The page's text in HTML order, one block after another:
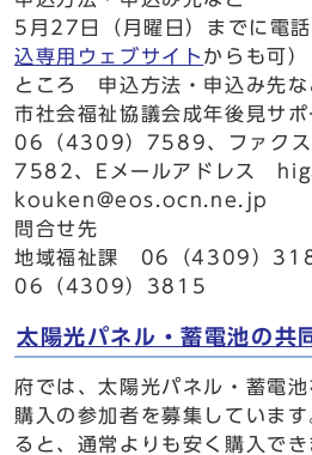
5月27日（月曜日）までに電
込専用ウェブサイト からも可）
ところ 申込方法・申込み先
市社会福祉協議会成年後見サ
06（4309）7589、ファク
7582、Eメールアドレス
kouken@eos.ocn.ne.jp
問合せ先
地域福祉課 06（4309）
06（4309）3815
太陽光パネル・蓄電池の共
府では、太陽光パネル・蓄電
購入の参加者を募集していま
ると、通常よりも安く購入で